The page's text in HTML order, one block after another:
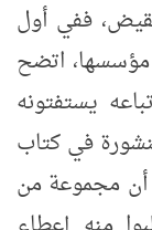
ففي أول
مؤسسها، اتضح
يستفتونه
في كتاب
الإمام، جـ‏2، ص: 282 - 283) أن مجموعة من